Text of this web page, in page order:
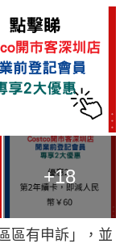
+18
區有申訴」，並